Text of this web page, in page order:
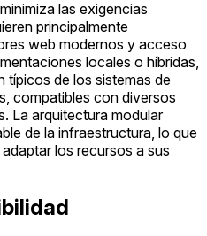
las exigencias
principalmente
web modernos y acceso
locales o híbridas,
típicos de los sistemas de
compatibles con diversos
La arquitectura modular
de la infraestructura, lo que
los recursos a sus